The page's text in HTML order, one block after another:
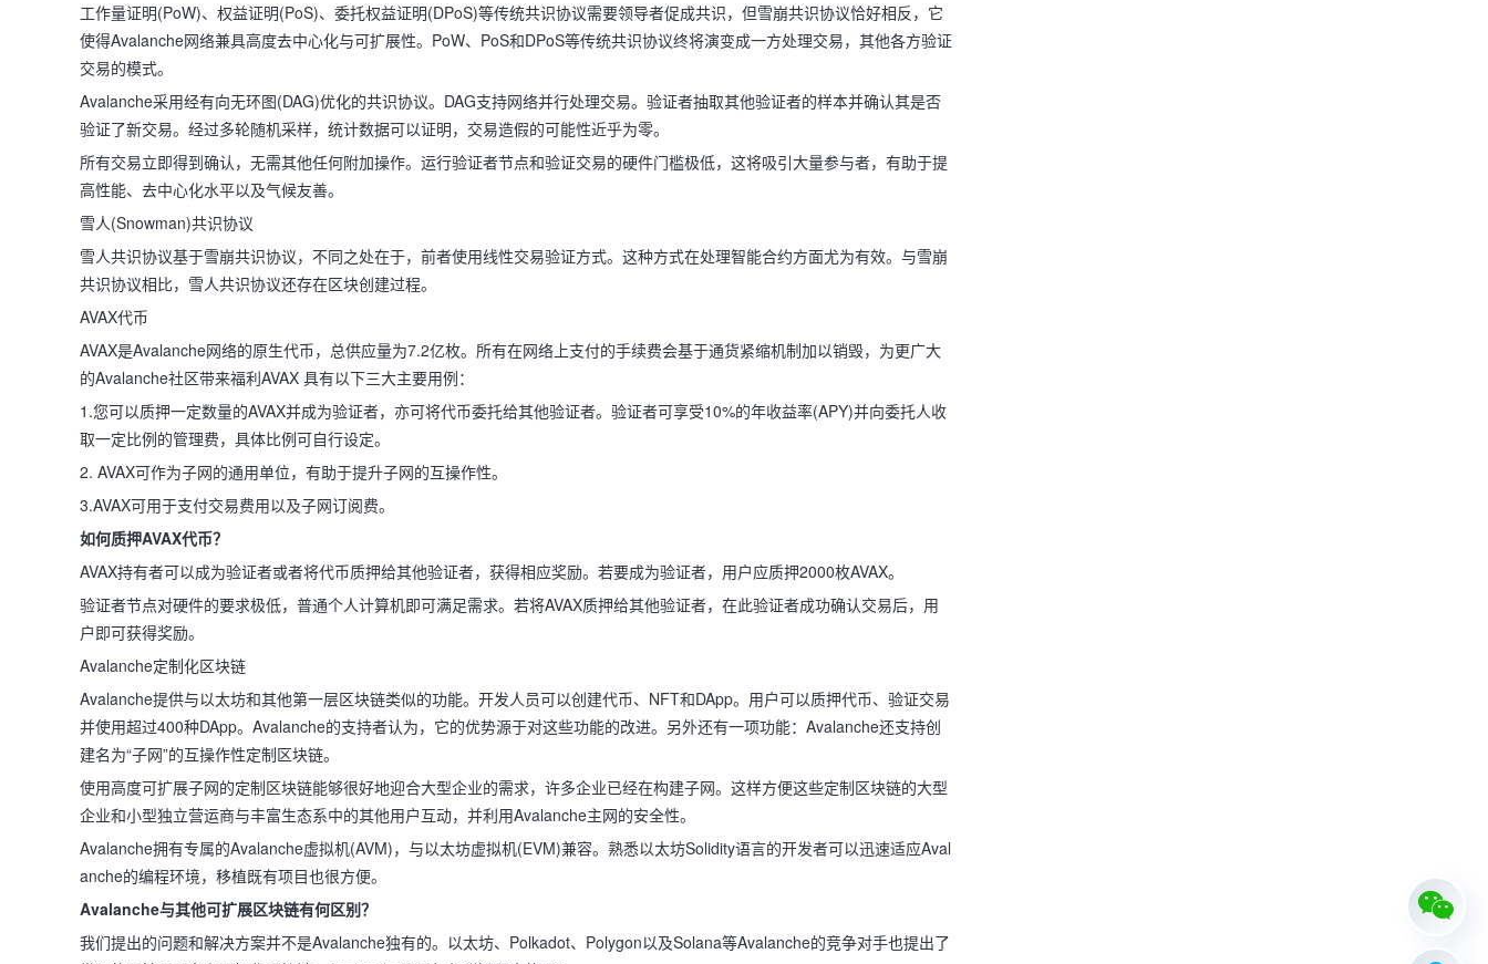
工作量证明(PoW)、权益证明(PoS)、委托权益证明(DPoS)等传统共识协议需要领导者促成共识，但雪崩共识协议恰好相反，它
使得Avalanche网络兼具高度去中心化与可扩展性。PoW、PoS和DPoS等传统共识协议终将演变成一方处理交易，其他各方验证
交易的模式。
Avalanche采用经有向无环图(DAG)优化的共识协议。DAG支持网络并行处理交易。验证者抽取其他验证者的样本并确认其是否
验证了新交易。经过多轮随机采样，统计数据可以证明，交易造假的可能性近乎为零。
所有交易立即得到确认，无需其他任何附加操作。运行验证者节点和验证交易的硬件门槛极低，这将吸引大量参与者，有助于提
高性能、去中心化水平以及气候友善。
雪人(Snowman)共识协议
雪人共识协议基于雪崩共识协议，不同之处在于，前者使用线性交易验证方式。这种方式在处理智能合约方面尤为有效。与雪崩
共识协议相比，雪人共识协议还存在区块创建过程。
AVAX代币
AVAX是Avalanche网络的原生代币，总供应量为7.2亿枚。所有在网络上支付的手续费会基于通货紧缩机制加以销毁，为更广大
的Avalanche社区带来福利AVAX 具有以下三大主要用例：
1.您可以质押一定数量的AVAX并成为验证者，亦可将代币委托给其他验证者。验证者可享受10%的年收益率(APY)并向委托人收
取一定比例的管理费，具体比例可自行设定。
2. AVAX可作为子网的通用单位，有助于提升子网的互操作性。
3.AVAX可用于支付交易费用以及子网订阅费。
如何质押AVAX代币？
AVAX持有者可以成为验证者或者将代币质押给其他验证者，获得相应奖励。若要成为验证者，用户应质押2000枚AVAX。
验证者节点对硬件的要求极低，普通个人计算机即可满足需求。若将AVAX质押给其他验证者，在此验证者成功确认交易后，用
户即可获得奖励。
Avalanche定制化区块链
Avalanche提供与以太坊和其他第一层区块链类似的功能。开发人员可以创建代币、NFT和DApp。用户可以质押代币、验证交易
并使用超过400种DApp。Avalanche的支持者认为，它的优势源于对这些功能的改进。另外还有一项功能：Avalanche还支持创
建名为“子网”的互操作性定制区块链。
使用高度可扩展子网的定制区块链能够很好地迎合大型企业的需求，许多企业已经在构建子网。这样方便这些定制区块链的大型
企业和小型独立营运商与丰富生态系中的其他用户互动，并利用Avalanche主网的安全性。
Avalanche拥有专属的Avalanche虚拟机(AVM)，与以太坊虚拟机(EVM)兼容。熟悉以太坊Solidity语言的开发者可以迅速适应Aval
anche的编程环境，移植既有项目也很方便。
Avalanche与其他可扩展区块链有何区别？
我们提出的问题和解决方案并不是Avalanche独有的。以太坊、Polkadot、Polygon以及Solana等Avalanche的竞争对手也提出了